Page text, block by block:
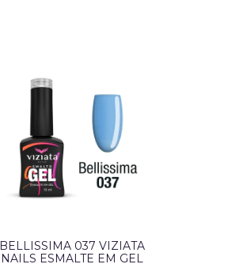
BELLISSIMA 037 VIZIATA
NAILS ESMALTE EM GEL